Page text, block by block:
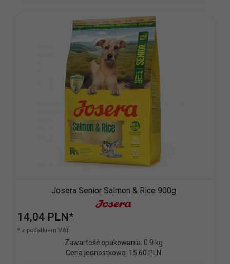
Josera Senior Salmon & Rice 900g
14,04 PLN*
* z podatkiem VAT
Zawartość opakowania: 0.9 kg
Cena jednostkowa: 15.60 PLN